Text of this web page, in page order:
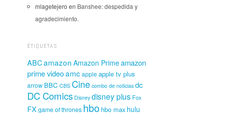
mlagetejero en Banshee: despedida y
agradecimiento.
ETIQUETAS
ABCamazon Amazon Primeamazon
prime videoamcapple apple tv plus
arrow BBC CBS Cine combo de noticias dc
DC Comics Disney disney plus Fox
FX game of thrones hbo hbo max hulu